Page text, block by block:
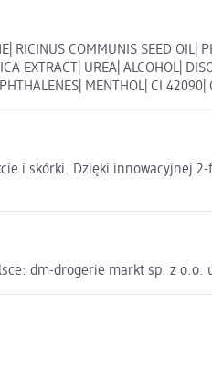
COMMUNIS SEED OIL|
EXTRACT| UREA| ALCOHOL|
MENTHOL| CI 42090|
i skórki. Dzięki innowacyjnej
dm-drogerie markt sp. z o.o.